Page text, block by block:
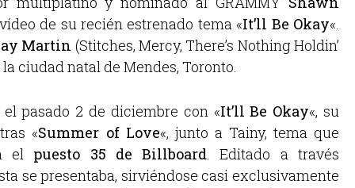
de su recién estrenado tema «It’ll Be Okay«.
Martin (Stitches, Mercy, There’s Nothing Holdin’
ciudad natal de Mendes, Toronto.
pasado 2 de diciembre con «It’ll Be Okay«, su
«Summer of Love«, junto a Tainy, tema que
el puesto 35 de Billboard. Editado a través
se presentaba, sirviéndose casi exclusivamente